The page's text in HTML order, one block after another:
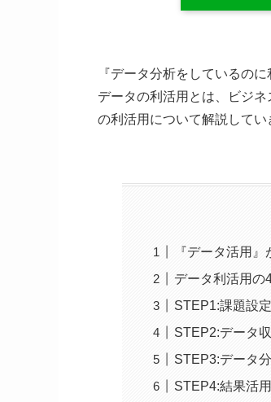
『データ分析をしているの
データの利活用とは、ビジ
の利活用について解説してい
『データ活用
データ利活用の
STEP1:課題設定
STEP2:データ
STEP3:データ
STEP4:結果活用